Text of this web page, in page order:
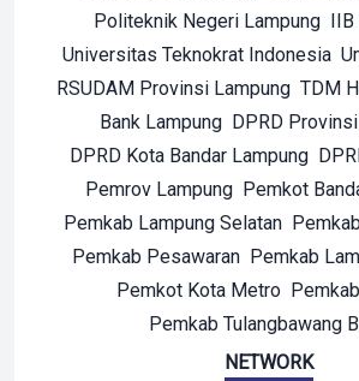
Politeknik Negeri Lampung IIB
Universitas Teknokrat Indonesia
RSUDAM Provinsi Lampung TDM
Bank Lampung DPRD
DPRD Kota Bandar Lampung
Pemrov Lampung Pemkot
Pemkab Lampung Selatan
Pemkab Pesawaran Pemkab
Pemkot Kota Metro
Pemkab Tulangbawang
NETWORK